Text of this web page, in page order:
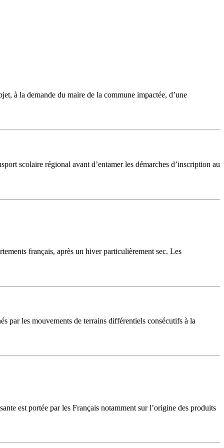
à la demande du maire de la commune impactée, d’une
scolaire régional avant d’entamer les démarches d’inscription au
français, après un hiver particulièrement sec. Les
par les mouvements de terrains différentiels consécutifs à la
est portée par les Français notamment sur l’origine des produits